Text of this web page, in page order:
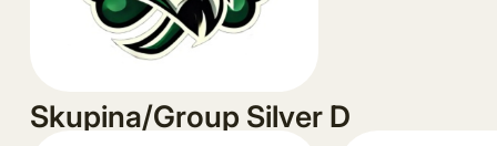
Skupina/Group Silver D